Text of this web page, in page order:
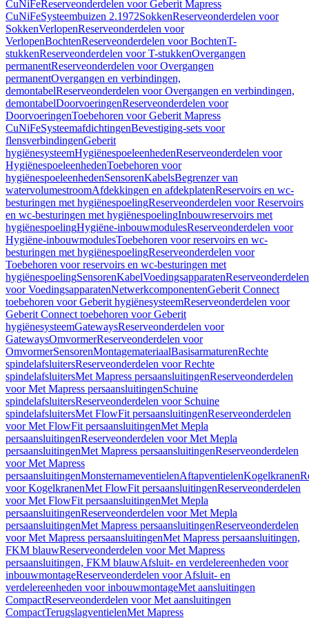
CuNiFeReserveonderdelen voor Geberit Mapress
CuNiFeSysteembuizen 2.1972SokkenReserveonderdelen voor
SokkenVerlopenReserveonderdelen voor
VerlopenBochtenReserveonderdelen voor BochtenT-
stukkenReserveonderdelen voor T-stukkenOvergangen
permanentReserveonderdelen voor Overgangen
permanentOvergangen en verbindingen,
demontabelReserveonderdelen voor Overgangen en verbindingen,
demontabelDoorvoeringenReserveonderdelen voor
DoorvoeringenToebehoren voor Geberit Mapress
CuNiFeSysteemafdichtingenBevestiging-sets voor
flensverbindingenGeberit
hygiënesysteemHygiënespoeleenhedenReserveonderdelen voor
HygiënespoeleenhedenToebehoren voor
hygiënespoeleenhedenSensorenKabelsBegrenzer van
watervolumestroomAfdekkingen en afdekplatenReservoirs en wc-
besturingen met hygiënespoelingReserveonderdelen voor Reservoirs
en wc-besturingen met hygiënespoelingInbouwreservoirs met
hygiënespoelingHygiëne-inbouwmodulesReserveonderdelen voor
Hygiëne-inbouwmodulesToebehoren voor reservoirs en wc-
besturingen met hygiënespoelingReserveonderdelen voor
Toebehoren voor reservoirs en wc-besturingen met
hygiënespoelingSensorenKabelVoedingsapparatenReserveonderdelen
voor VoedingsapparatenNetwerkcomponentenGeberit Connect
toebehoren voor Geberit hygiënesysteemReserveonderdelen voor
Geberit Connect toebehoren voor Geberit
hygiënesysteemGatewaysReserveonderdelen voor
GatewaysOmvormerReserveonderdelen voor
OmvormerSensorenMontagemateriaalBasisarmaturenRechte
spindelafsluitersReserveonderdelen voor Rechte
spindelafsluitersMet Mapress persaansluitingenReserveonderdelen
voor Met Mapress persaansluitingenSchuine
spindelafsluitersReserveonderdelen voor Schuine
spindelafsluitersMet FlowFit persaansluitingenReserveonderdelen
voor Met FlowFit persaansluitingenMet Mepla
persaansluitingenReserveonderdelen voor Met Mepla
persaansluitingenMet Mapress persaansluitingenReserveonderdelen
voor Met Mapress
persaansluitingenMonsternameventielenAftapventielenKogelkranen
voor KogelkranenMet FlowFit persaansluitingenReserveonderdelen
voor Met FlowFit persaansluitingenMet Mepla
persaansluitingenReserveonderdelen voor Met Mepla
persaansluitingenMet Mapress persaansluitingenReserveonderdelen
voor Met Mapress persaansluitingenMet Mapress persaansluitingen,
FKM blauwReserveonderdelen voor Met Mapress
persaansluitingen, FKM blauwAfsluit- en verdelereenheden voor
inbouwmontageReserveonderdelen voor Afsluit- en
verdelereenheden voor inbouwmontageMet aansluitingen
CompactReserveonderdelen voor Met aansluitingen
CompactTerugslagventielenMet Mapress